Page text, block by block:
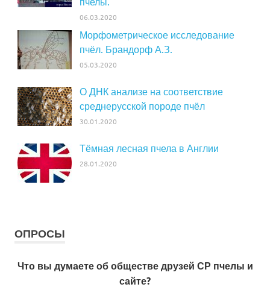
06.03.2020
Морфометрическое исследование
пчёл. Брандорф А.З.
05.03.2020
О ДНК анализе на соответствие
среднерусской породе пчёл
30.01.2020
Тёмная лесная пчела в Англии
28.01.2020
ОПРОСЫ
Что вы думаете об обществе друзей СР пчелы и
сайте?